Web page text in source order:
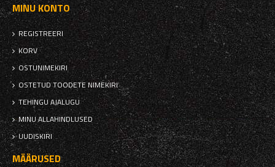
MINU KONTO
REGISTREERI
KORV
OSTUNIMEKIRI
OSTETUD TOODETE NIMEKIRI
TEHINGU AJALUGU
MINU ALLAHINDLUSED
UUDISKIRI
MÄÄRUSED